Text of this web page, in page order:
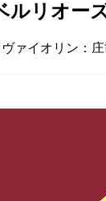
リオー
ァイオリン